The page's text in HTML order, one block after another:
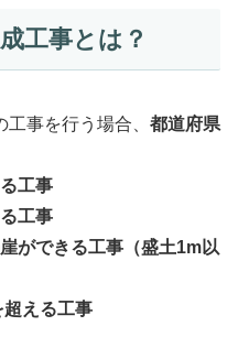
工事とは？
事を行う場合、 都道府県
工事
工事
ができる工事（盛土1m以
える工事